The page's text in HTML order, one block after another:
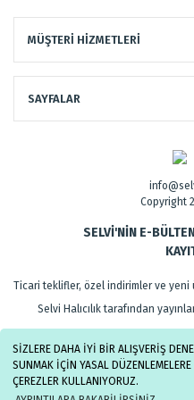
SİZLERE DAHA İYİ BİR ALIŞVERİŞ
SUNMAK İÇİN YASAL DÜZENLEMELERE
ÇEREZLER KULLANIYORUZ.
MÜŞTERİ HİZMETLERİ
SAYFALAR
Copyright
SELVİ'NİN E-
Ticari teklifler, özel indirimler ve
Selvi Halıcılık tarafından